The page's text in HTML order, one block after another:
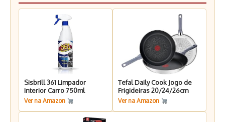
Sisbrill 361 Limpador
Interior Carro 750ml
Ver na Amazon
Tefal Daily Cook Jogo de
Frigideiras 20/24/26cm
Ver na Amazon